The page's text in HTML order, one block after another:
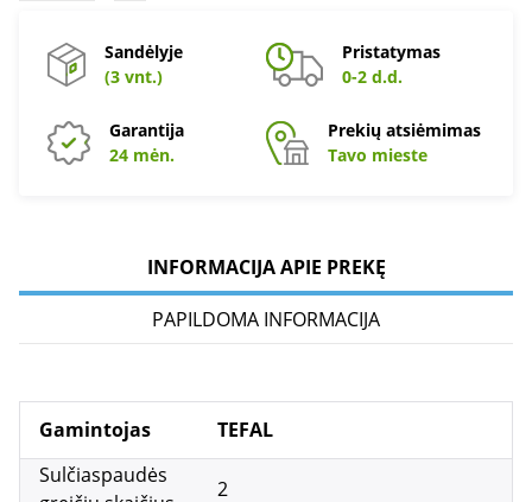
Sandėlyje
(3 vnt.)
Pristatymas
0-2 d.d.
Garantija
24 mėn.
Prekių atsiėmimas
Tavo mieste
INFORMACIJA APIE PREKĘ
PAPILDOMA INFORMACIJA
Gamintojas
TEFAL
Sulčiaspaudės
2